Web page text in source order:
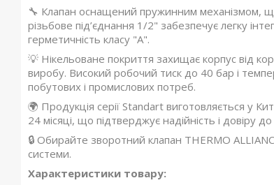
🔧 Клапан оснащений пружинним механізмом,
різьбове під’єднання 1/2" забезпечує легку
герметичність класу "А".
💡 Нікельоване покриття захищає корпус від
виробу. Високий робочий тиск до 40 бар і
побутових і промислових потреб.
🌍 Продукція серії Standart виготовляється у
24 місяці, що підтверджує надійність і довіру
🔒 Обирайте зворотний клапан THERMO
системи.
Характеристики товару: